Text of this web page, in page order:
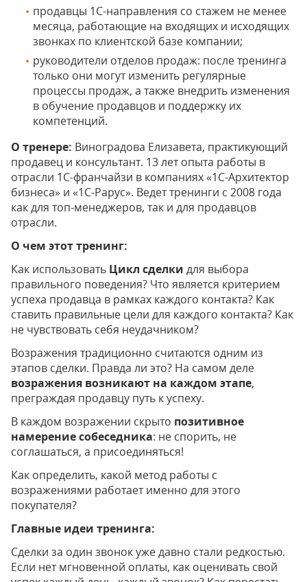
продавцы 1С-направления со стажем не менее
месяца, работающие на входящих и исходящих
звонках по клиентской базе компании;
руководители отделов продаж: после тренинга
только они могут изменить регулярные
процессы продаж, а также внедрить изменения
в обучение продавцов и поддержку их
компетенций.
О тренере: Виноградова Елизавета, практикующий
продавец и консультант. 13 лет опыта работы в
отрасли 1С-франчайзи в компаниях «1С-Архитектор
бизнеса» и «1С-Рарус». Ведет тренинги с 2008 года
как для топ-менеджеров, так и для продавцов
отрасли.
О чем этот тренинг:
Как использовать Цикл сделки для выбора
правильного поведения? Что является критерием
успеха продавца в рамках каждого контакта? Как
ставить правильные цели для каждого контакта? Как
не чувствовать себя неудачником?
Возражения традиционно считаются одним из
этапов сделки. Правда ли это? На самом деле
возражения возникают на каждом этапе,
преграждая продавцу путь к успеху.
В каждом возражении скрыто позитивное
намерение собеседника: не спорить, не
соглашаться, а присоединяться!
Как определить, какой метод работы с
возражениями работает именно для этого
покупателя?
Главные идеи тренинга:
Сделки за один звонок уже давно стали редкостью.
Если нет мгновенной оплаты, как оценивать свой